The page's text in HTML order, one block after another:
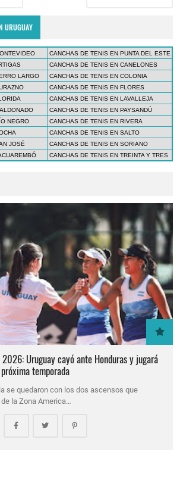
URUGUAY
CANCHAS DE TENIS EN PUNTA DEL ESTE
CANCHAS DE TENIS EN CANELONES
LARGO
CANCHAS DE TENIS EN COLONIA
CANCHAS DE TENIS EN FLORES
CANCHAS DE TENIS EN LAVALLEJA
CANCHAS DE TENIS EN PAYSANDÚ
NEGRO
CANCHAS DE TENIS EN RIVERA
CANCHAS DE TENIS EN SALTO
JOSÉ
CANCHAS DE TENIS EN SORIANO
CANCHAS DE TENIS EN TREINTA Y TRES
Uruguay cayó ante Honduras y jugará
temporada
se quedaron con los dos ascensos que
la Zona America…